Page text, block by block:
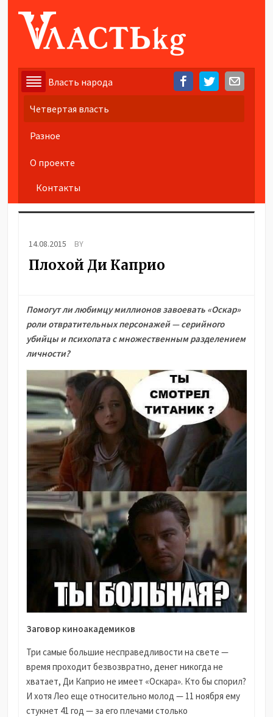
Власть народа
Четвертая власть
Разное
О проекте
Контакты
14.08.2015 BY
Плохой Ди Каприо
Помогут ли любимцу миллионов завоевать «Оскар»
роли отвратительных персонажей — серийного
убийцы и психопата с множественным разделением
личности?
Заговор киноакадемиков
Три самые большие несправедливости на свете —
время проходит безвозвратно, денег никогда не
хватает, Ди Каприо не имеет «Оскара». Кто бы спорил?
И хотя Лео еще относительно молод — 11 ноября ему
стукнет 41 год — за его плечами столько